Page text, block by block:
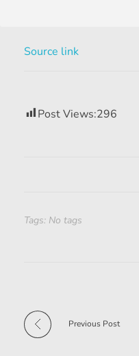
Source link
Post Views:296
Tags: No tags
Previous Post